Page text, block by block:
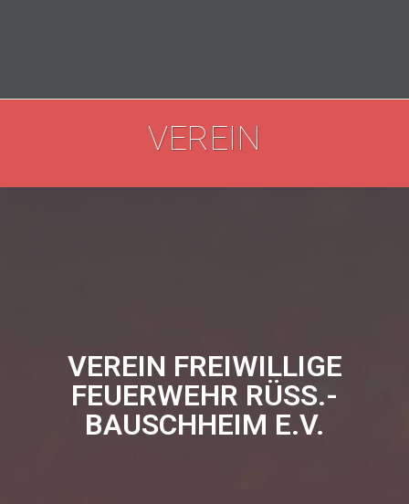
VEREIN
VEREIN FREIWILLIGE
FEUERWEHR RÜSS.-
BAUSCHHEIM E.V.